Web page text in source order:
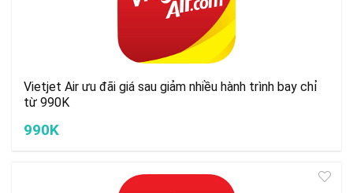
Vietjet Air ưu đãi giá sau giảm nhiều hành trình bay chỉ
từ 990K
990K